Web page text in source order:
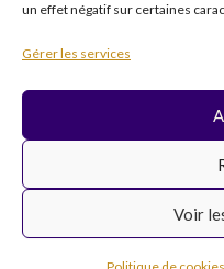
un effet négatif sur certaines
Gérer les services
Voir
Copyright © 2026
b
n
t
a